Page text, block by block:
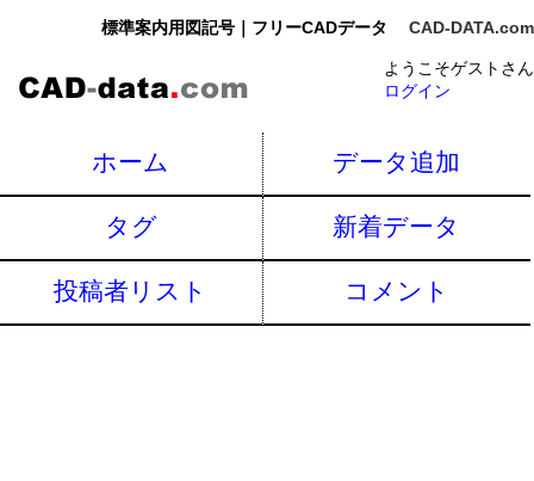
標準案内用図記号｜フリーCADデータ CAD-DATA.com
ようこそゲストさん
ログイン
ホーム データ追加
タグ 新着データ
投稿者リスト コメント